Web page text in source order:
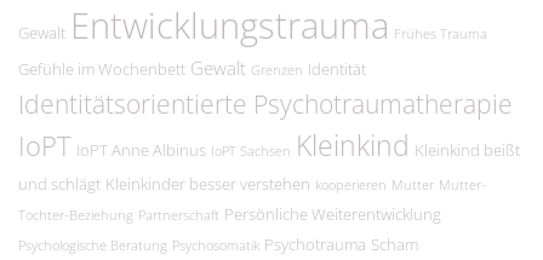
Gewalt Entwicklungstrauma Frühes Trauma
Gefühle im Wochenbett Gewalt Grenzen Identität
Identitätsorientierte Psychotraumatherapie
IoPT IoPT Anne Albinus IoPT Sachsen Kleinkind Kleinkind beißt
und schlägt Kleinkinder besser verstehen kooperieren Mutter Mutter-
Tochter-Beziehung Partnerschaft Persönliche Weiterentwicklung
Psychologische Beratung Psychosomatik Psychotrauma Scham